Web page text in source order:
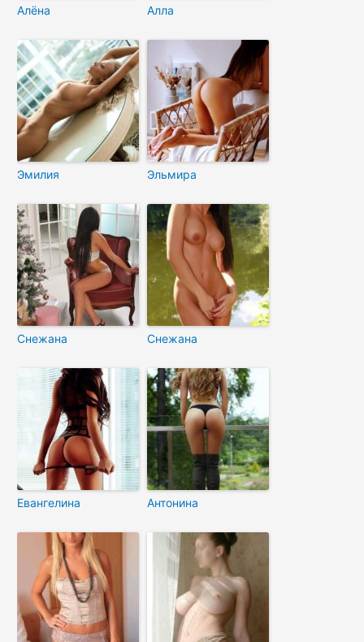
Алёна Алла
Эмилия Эльмира
Снежана Снежана
Евангелина Антонина